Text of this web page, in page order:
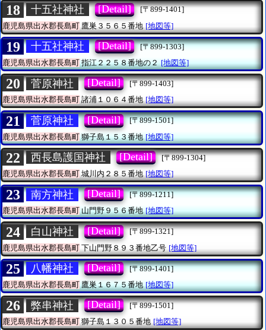
18 十五社神社 [Detail]
[〒899-1401]
鹿児島県出水郡長島町 鷹巣３５６５番地 [地図等]
19 十五社神社 [Detail]
[〒899-1303]
鹿児島県出水郡長島町指江２２５８番地の２ [地図等]
20 菅原神社 [Detail]
[〒899-1403]
鹿児島県出水郡長島町諸浦１０６４番地 [地図等]
21 菅原神社 [Detail]
[〒899-1501]
鹿児島県出水郡長島町獅子島１５３番地 [地図等]
22 西長島護国神社 [Detail]
[〒899-1304]
鹿児島県出水郡長島町 城川内２８５番地 [地図等]
23 南方神社 [Detail]
[〒899-1211]
鹿児島県出水郡長島町山門野９５６番地 [地図等]
24 白山神社 [Detail]
[〒899-1321]
鹿児島県出水郡長島町 下山門野８９３番地乙号 [地図等]
25 八幡神社 [Detail]
[〒899-1401]
鹿児島県出水郡長島町鷹巣１６７５番地 [地図等]
26 弊串神社 [Detail]
[〒899-1501]
鹿児島県出水郡長島町獅子島１３０５番地 [地図等]